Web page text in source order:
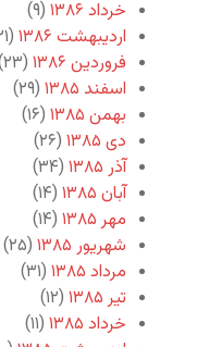
خرداد ۱۳۸۶
(۹)
اردیبهشت ۱۳۸۶
(۲۱)
فروردین ۱۳۸۶
(۲۳)
اسفند ۱۳۸۵
(۲۹)
بهمن ۱۳۸۵
(۱۶)
دی ۱۳۸۵
(۲۶)
آذر ۱۳۸۵
(۳۴)
آبان ۱۳۸۵
(۱۴)
مهر ۱۳۸۵
(۱۴)
شهریور ۱۳۸۵
(۲۵)
مرداد ۱۳۸۵
(۳۱)
تیر ۱۳۸۵
(۱۲)
خرداد ۱۳۸۵
(۱۱)